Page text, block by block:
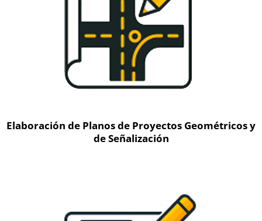
Elaboración de Planos de Proyectos Geométricos y
de Señalización